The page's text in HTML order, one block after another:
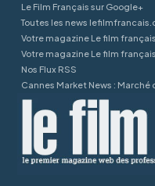
Le Film Français sur Google+
Toutes les news
Votre magazine Le film
Votre magazine Le film
Nos Flux RSS
Cannes Market News :